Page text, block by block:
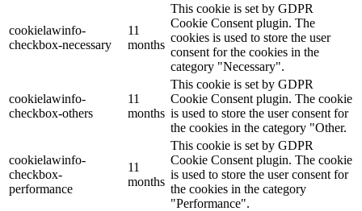
cookielawinfo-
checkbox-necessary
11
months
This cookie is set by GDPR
Cookie Consent plugin. The
cookies is used to store the user
consent for the cookies in the
category "Necessary".
cookielawinfo-
checkbox-others
11
months
This cookie is set by GDPR
Cookie Consent plugin. The cookie
is used to store the user consent for
the cookies in the category "Other.
cookielawinfo-
checkbox-
performance
11
months
This cookie is set by GDPR
Cookie Consent plugin. The cookie
is used to store the user consent for
the cookies in the category
"Performance".